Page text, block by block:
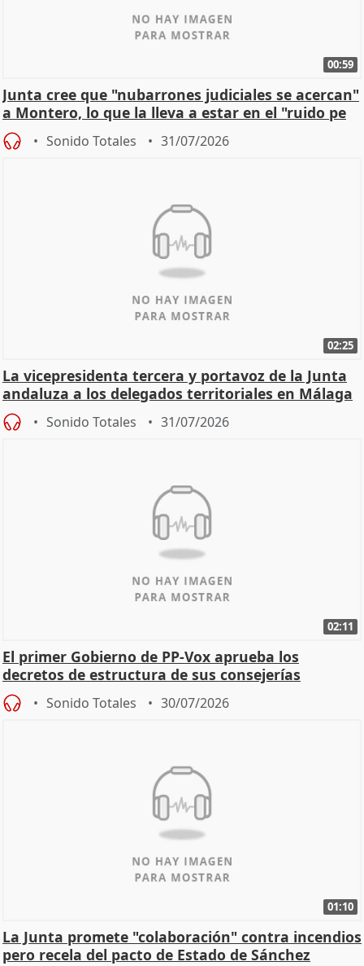
00:59
Junta cree que "nubarrones judiciales se acercan"
a Montero, lo que la lleva a estar en el "ruido pe
Sonido Totales 31/07/2026
02:25
La vicepresidenta tercera y portavoz de la Junta
andaluza a los delegados territoriales en Málaga
Sonido Totales 31/07/2026
02:11
El primer Gobierno de PP-Vox aprueba los
decretos de estructura de sus consejerías
Sonido Totales 30/07/2026
01:10
La Junta promete "colaboración" contra incendios
pero recela del pacto de Estado de Sánchez